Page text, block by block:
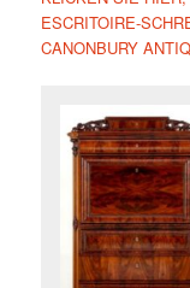
ESCRITOIRE-
CANONBURY